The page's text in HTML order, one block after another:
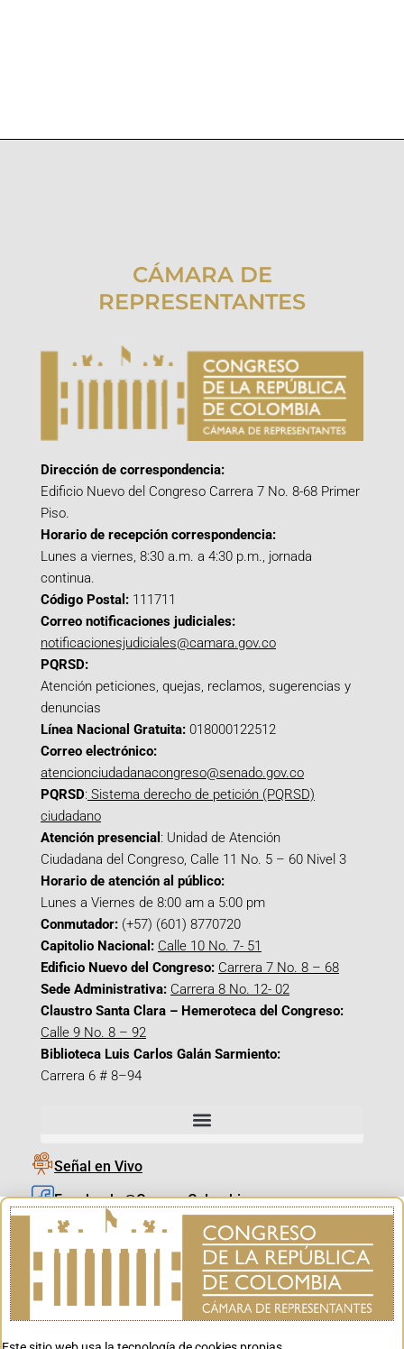
CÁMARA DE
REPRESENTANTES
Dirección de correspondencia:
Edificio Nuevo del Congreso Carrera 7 No. 8-68 Primer
Piso.
Horario de recepción correspondencia:
Lunes a viernes, 8:30 a.m. a 4:30 p.m., jornada
continua.
Código Postal: 111711
Correo notificaciones judiciales:
notificacionesjudiciales@camara.gov.co
PQRSD:
Atención peticiones, quejas, reclamos, sugerencias y
denuncias
Línea Nacional Gratuita: 018000122512
Correo electrónico:
atencionciudadanacongreso@senado.gov.co
PQRSD: Sistema derecho de petición (PQRSD)
ciudadano
Atención presencial : Unidad de Atención
Ciudadana del Congreso, Calle 11 No. 5 – 60 Nivel 3
Horario de atención al público:
Lunes a Viernes de 8:00 am a 5:00 pm
Conmutador: (+57) (601) 8770720
Capitolio Nacional: Calle 10 No. 7- 51
Edificio Nuevo del Congreso: Carrera 7 No. 8 – 68
Sede Administrativa: Carrera 8 No. 12- 02
Claustro Santa Clara – Hemeroteca del Congreso:
Calle 9 No. 8 – 92
Biblioteca Luis Carlos Galán Sarmiento:
Carrera 6 # 8–94
Señal en Vivo
Facebook_@CamaraColombia
Instagram_@CamaraColombia
X_@CamaraColombia
Youtube_@CamaraColombia